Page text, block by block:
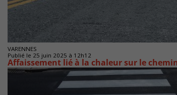
VARENNES
Publié le 25 juin 2025 à 12h12
Affaissement lié à la chaleur sur le